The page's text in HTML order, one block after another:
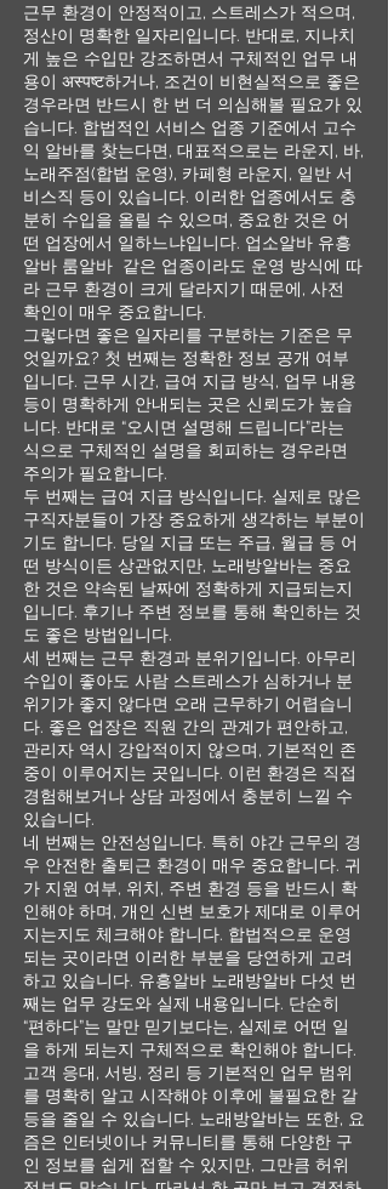
근무 환경이 안정적이고, 스트레스가 적으며,
정산이 명확한 일자리입니다. 반대로, 지나치
게 높은 수입만 강조하면서 구체적인 업무 내
용이 अस्पष्ट하거나, 조건이 비현실적으로 좋은
경우라면 반드시 한 번 더 의심해볼 필요가 있
습니다. 합법적인 서비스 업종 기준에서 고수
익 알바를 찾는다면, 대표적으로는 라운지, 바,
노래주점(합법 운영), 카페형 라운지, 일반 서
비스직 등이 있습니다. 이러한 업종에서도 충
분히 수입을 올릴 수 있으며, 중요한 것은 어
떤 업장에서 일하느냐입니다. 업소알바 유흥
알바 룸알바 같은 업종이라도 운영 방식에 따
라 근무 환경이 크게 달라지기 때문에, 사전
확인이 매우 중요합니다.
그렇다면 좋은 일자리를 구분하는 기준은 무
엇일까요? 첫 번째는 정확한 정보 공개 여부
입니다. 근무 시간, 급여 지급 방식, 업무 내용
등이 명확하게 안내되는 곳은 신뢰도가 높습
니다. 반대로 “오시면 설명해 드립니다”라는
식으로 구체적인 설명을 회피하는 경우라면
주의가 필요합니다.
두 번째는 급여 지급 방식입니다. 실제로 많은
구직자분들이 가장 중요하게 생각하는 부분이
기도 합니다. 당일 지급 또는 주급, 월급 등 어
떤 방식이든 상관없지만, 노래방알바는 중요
한 것은 약속된 날짜에 정확하게 지급되는지
입니다. 후기나 주변 정보를 통해 확인하는 것
도 좋은 방법입니다.
세 번째는 근무 환경과 분위기입니다. 아무리
수입이 좋아도 사람 스트레스가 심하거나 분
위기가 좋지 않다면 오래 근무하기 어렵습니
다. 좋은 업장은 직원 간의 관계가 편안하고,
관리자 역시 강압적이지 않으며, 기본적인 존
중이 이루어지는 곳입니다. 이런 환경은 직접
경험해보거나 상담 과정에서 충분히 느낄 수
있습니다.
네 번째는 안전성입니다. 특히 야간 근무의 경
우 안전한 출퇴근 환경이 매우 중요합니다. 귀
가 지원 여부, 위치, 주변 환경 등을 반드시 확
인해야 하며, 개인 신변 보호가 제대로 이루어
지는지도 체크해야 합니다. 합법적으로 운영
되는 곳이라면 이러한 부분을 당연하게 고려
하고 있습니다. 유흥알바 노래방알바 다섯 번
째는 업무 강도와 실제 내용입니다. 단순히
“편하다”는 말만 믿기보다는, 실제로 어떤 일
을 하게 되는지 구체적으로 확인해야 합니다.
고객 응대, 서빙, 정리 등 기본적인 업무 범위
를 명확히 알고 시작해야 이후에 불필요한 갈
등을 줄일 수 있습니다. 노래방알바는 또한, 요
즘은 인터넷이나 커뮤니티를 통해 다양한 구
인 정보를 쉽게 접할 수 있지만, 그만큼 허위